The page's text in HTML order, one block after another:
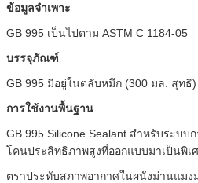
ข้อมูลจำเพาะ
GB 995 เป็นไปตาม ASTM C 1184-05
บรรจุภัณฑ์
GB 995 มีอยู่ในตลับหมึก (300 มล. สุทธิ
การใช้งานพื้นฐาน
GB 995 Silicone Sealant สำหรับระบบ
โคนประสิทธิภาพสูงที่ออกแบบมาเป็นพิเ
ตราประทับสภาพอากาศในผนังม่านแมง